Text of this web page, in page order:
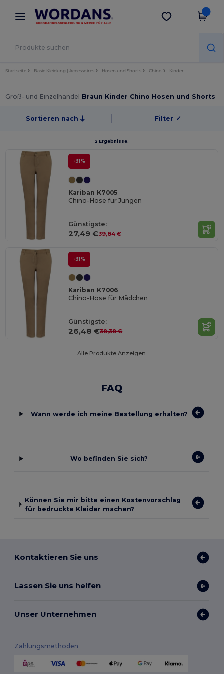
× Wordans App
Bessere Preise in der App!
App holen
Startseite Basic Kleidung | Accessoires Hosen und Shorts Chino Kinder
Groß- und Einzelhandel Braun Kinder Chino Hosen und Shorts
Sortieren nach Filter ✓
2 Ergebnisse.
-31%
Kariban K7005
Chino-Hose für Jungen
Günstigste:
27,49 €39,84 €
-31%
Kariban K7006
Chino-Hose für Mädchen
Günstigste:
26,48 €38,38 €
Alle Produkte Anzeigen.
FAQ
Wann werde ich meine Bestellung erhalten?
Wo befinden Sie sich?
Können Sie mir bitte einen Kostenvorschlag
für bedruckte Kleider machen?
Kontaktieren Sie uns
Lassen Sie uns helfen
Unser Unternehmen
Zahlungsmethoden